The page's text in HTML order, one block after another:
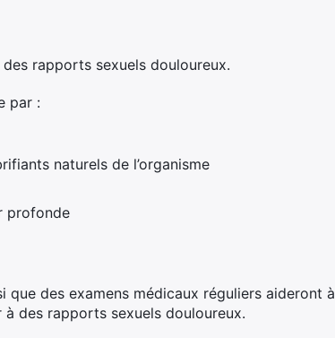
rapports sexuels douloureux.
par :
naturels de l’organisme
profonde
des examens médicaux réguliers aideront à
des rapports sexuels douloureux.